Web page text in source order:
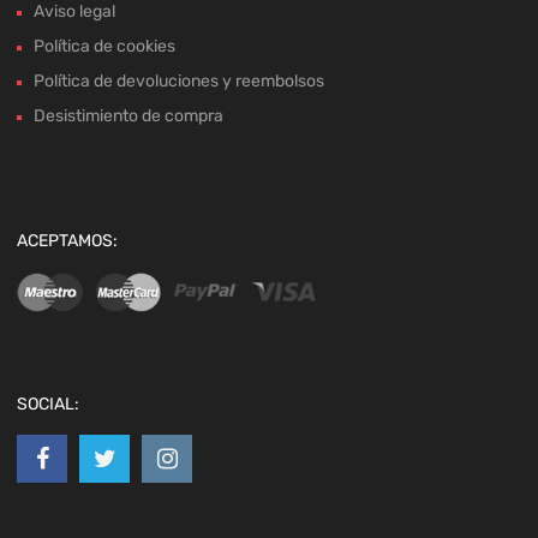
Aviso legal
Política de cookies
Política de devoluciones y reembolsos
Desistimiento de compra
ACEPTAMOS:
SOCIAL: